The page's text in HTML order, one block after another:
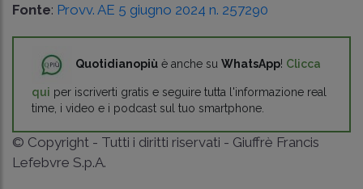
Fonte: Provv. AE 5 giugno 2024 n. 257290
Quotidianopiù è anche su WhatsApp! Clicca
qui per iscriverti gratis e seguire tutta l'informazione real
time, i video e i podcast sul tuo smartphone.
© Copyright - Tutti i diritti riservati - Giuffrè Francis
Lefebvre S.p.A.